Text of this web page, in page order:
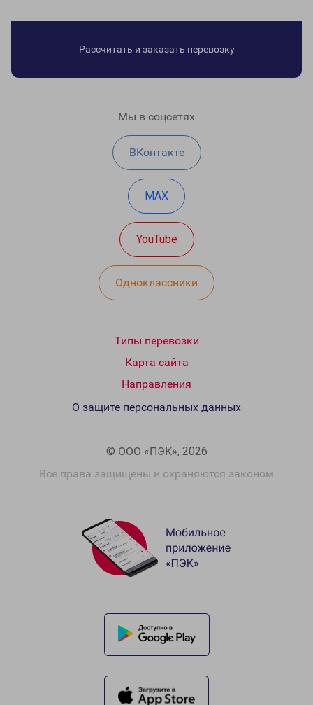
Рассчитать и заказать перевозку
Мы в соцсетях
ВКонтакте
MAX
YouTube
Одноклассники
Типы перевозки
Карта сайта
Направления
© ООО «ПЭК», 2026
Все права защищены и охраняются законом
О защите персональных данных